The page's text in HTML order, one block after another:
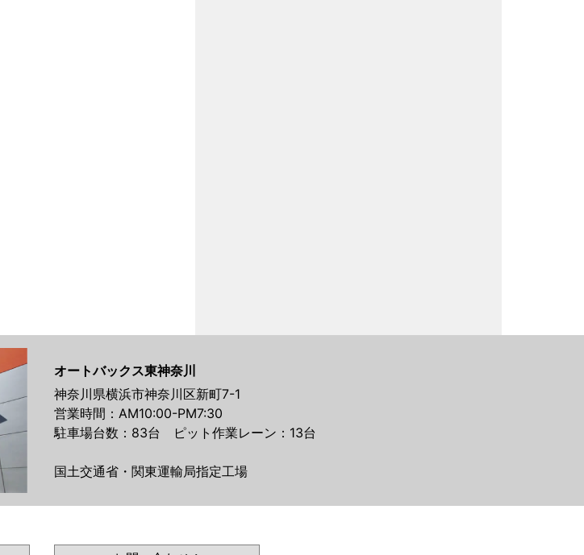
オートバックス東神奈川
神奈川県横浜市神奈川区新町7-1
営業時間：AM10:00-PM7:30
駐車場台数：83台 ピット作業レーン：13台
国土交通省・関東運輸局指定工場